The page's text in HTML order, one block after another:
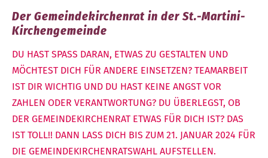
Der Gemeindekirchenrat in der St.-Martini-
Kirchengemeinde
DU HAST SPASS DARAN, ETWAS ZU GESTALTEN UND
MÖCHTEST DICH FÜR ANDERE EINSETZEN? TEAMARBEIT
IST DIR WICHTIG UND DU HAST KEINE ANGST VOR
ZAHLEN ODER VERANTWORTUNG? DU ÜBERLEGST, OB
DER GEMEINDEKIRCHENRAT ETWAS FÜR DICH IST? DAS
IST TOLL!! DANN LASS DICH BIS ZUM 21. JANUAR 2024 FÜR
DIE GEMEINDEKIRCHENRATSWAHL AUFSTELLEN.